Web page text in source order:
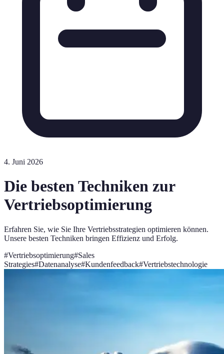
4. Juni 2026
Die besten Techniken zur
Vertriebsoptimierung
Erfahren Sie, wie Sie Ihre Vertriebsstrategien optimieren können.
Unsere besten Techniken bringen Effizienz und Erfolg.
#Vertriebsoptimierung#Sales
Strategies#Datenanalyse#Kundenfeedback#Vertriebstechnologie